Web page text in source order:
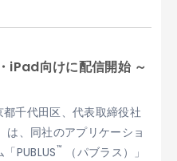
iPad向けに配信開始 ～
千代田区、代表取締役社
は、同社のアプリケーショ
PUBLUS™
（パブラス）」